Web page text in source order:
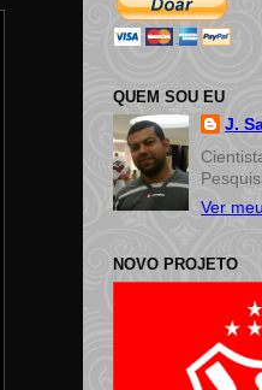
QUEM SOU EU
J.
Ver
NOVO PROJETO